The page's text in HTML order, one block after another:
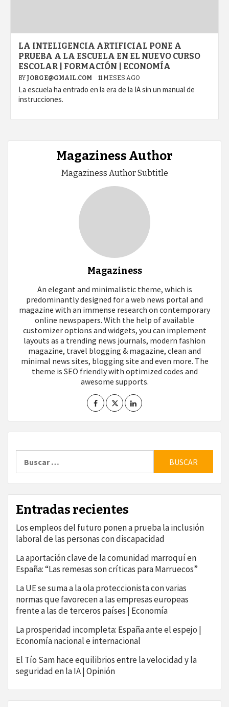
LA INTELIGENCIA ARTIFICIAL PONE A
PRUEBA A LA ESCUELA EN EL NUEVO CURSO
ESCOLAR | FORMACIÓN | ECONOMÍA
BY JORGE@GMAIL.COM 11 MESES AGO
La escuela ha entrado en la era de la IA sin un manual de
instrucciones.
Magaziness Author
Magaziness Author Subtitle
Magaziness
An elegant and minimalistic theme, which is
predominantly designed for a web news portal and
magazine with an immense research on contemporary
online newspapers. With the help of available
customizer options and widgets, you can implement
layouts as a trending news journals, modern fashion
magazine, travel blogging & magazine, clean and
minimal news sites, blogging site and even more. The
theme is SEO friendly with optimized codes and
awesome supports.
Entradas recientes
Los empleos del futuro ponen a prueba la inclusión
laboral de las personas con discapacidad
La aportación clave de la comunidad marroquí en
España: “Las remesas son críticas para Marruecos”
La UE se suma a la ola proteccionista con varias
normas que favorecen a las empresas europeas
frente a las de terceros países | Economía
La prosperidad incompleta: España ante el espejo |
Economía nacional e internacional
El Tío Sam hace equilibrios entre la velocidad y la
seguridad en la IA | Opinión